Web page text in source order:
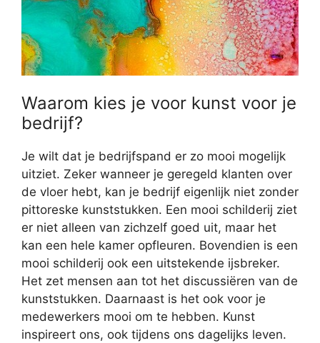
Waarom kies je voor kunst voor je
bedrijf?
Je wilt dat je bedrijfspand er zo mooi mogelijk
uitziet. Zeker wanneer je geregeld klanten over
de vloer hebt, kan je bedrijf eigenlijk niet zonder
pittoreske kunststukken. Een mooi schilderij ziet
er niet alleen van zichzelf goed uit, maar het
kan een hele kamer opfleuren. Bovendien is een
mooi schilderij ook een uitstekende ijsbreker.
Het zet mensen aan tot het discussiëren van de
kunststukken. Daarnaast is het ook voor je
medewerkers mooi om te hebben. Kunst
inspireert ons, ook tijdens ons dagelijks leven.